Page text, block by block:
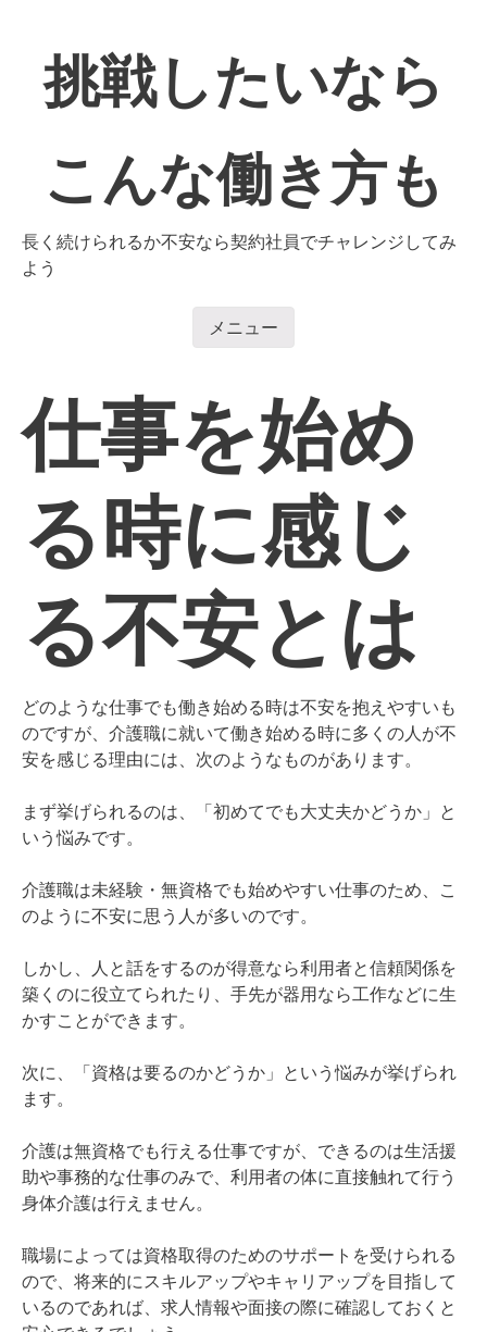
挑戦したいなら
こんな働き方も
長く続けられるか不安なら契約社員でチャレンジしてみ
よう
メニュー
仕事を始め
る時に感じ
る不安とは
どのような仕事でも働き始める時は不安を抱えやすいも
のですが、介護職に就いて働き始める時に多くの人が不
安を感じる理由には、次のようなものがあります。
まず挙げられるのは、「初めてでも大丈夫かどうか」と
いう悩みです。
介護職は未経験・無資格でも始めやすい仕事のため、こ
のように不安に思う人が多いのです。
しかし、人と話をするのが得意なら利用者と信頼関係を
築くのに役立てられたり、手先が器用なら工作などに生
かすことができます。
次に、「資格は要るのかどうか」という悩みが挙げられ
ます。
介護は無資格でも行える仕事ですが、できるのは生活援
助や事務的な仕事のみで、利用者の体に直接触れて行う
身体介護は行えません。
職場によっては資格取得のためのサポートを受けられる
ので、将来的にスキルアップやキャリアップを目指して
いるのであれば、求人情報や面接の際に確認しておくと